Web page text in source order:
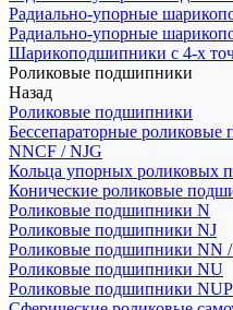
Радиально-упорные
Радиально-упорные
Шарикоподшипники с 4-х
Роликовые подшипники
Назад
Роликовые подшипники
Бессепараторные
NNCF / NJG
Кольца упорных роликовых
Конические роликовые
Роликовые подшипники N
Роликовые подшипники NJ
Роликовые подшипники NN
Роликовые подшипники NU
Роликовые подшипники NUP